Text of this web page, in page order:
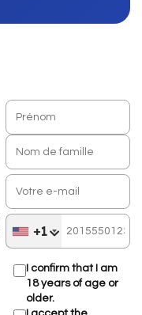
+1
I confirm that I am
18 years of age or
older.